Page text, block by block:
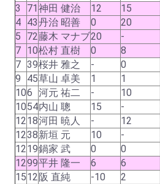
3
71神田 健治 12 15
4 43丹治 昭善 0 20
5
72藤木 マナブ20 -
7 10松村 直樹 0 8
7 39桜井 雅之 - 0
9
45草山 卓美 1 1
106 河元 祐二 - 10
1054内山 聰 15 -
1218河田 暁人 - 12
1238新垣 元 10 -
1219鍋家 武 0 0
1299平井 隆一 6 6
1512阪 直純 -10 2